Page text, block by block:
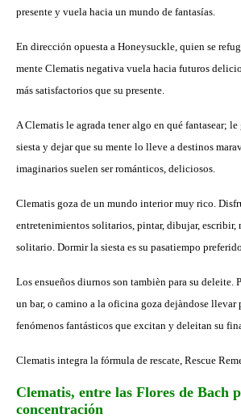
presente y vuela hacia un mundo de fantasías.
En dirección opuesta a Honeysuckle, quien se
mente Clematis negativa vuela hacia futuros
más satisfactorios que su presente.
A Clematis le agrada tener algo en qué fantasear; le
siesta y dejar que su mente lo lleve a destinos
imaginarios suelen ser románticos, deliciosos.
Clematis goza de un mundo interior muy rico.
entretenimientos solitarios, pintar, dibujar, escribir,
solitario. Dormir la siesta es su pasatiempo
Los ensueños diurnos son tambièn para su deleite.
un bar, o camino a la oficina goza dejàndose llevar
fenómenos fantásticos que excitan y deleitan su
Clematis integra la fórmula de rescate, Rescue
Clematis, entre las Flores de Bach
concentración